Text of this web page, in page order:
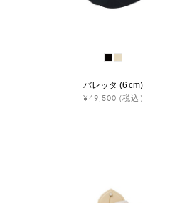
バレッタ (6 cm)
¥49,500 (税込)